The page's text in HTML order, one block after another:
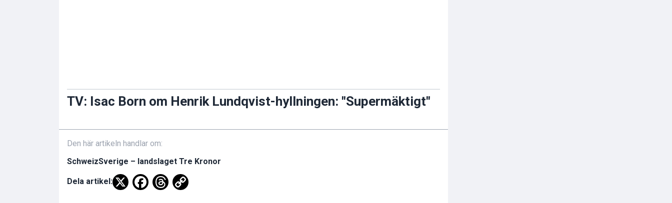
TV: Isac Born om Henrik Lundqvist-hyllningen: "Supermäktigt"
Den här artikeln handlar om:
SchweizSverige – landslaget Tre Kronor
Dela artikel: